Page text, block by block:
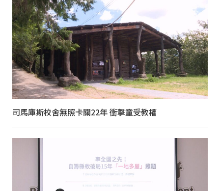
司馬庫斯校舍無照卡關22年 衝擊童受教權